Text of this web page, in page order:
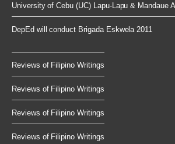
University of Cebu (UC) Lapu-Lapu & Mandaue
DepEd will conduct Brigada Eskwela 2011
Reviews of Filipino Writings
Reviews of Filipino Writings
Reviews of Filipino Writings
Reviews of Filipino Writings